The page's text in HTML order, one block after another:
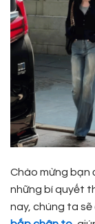
Chào mừng bạn
những bí quyết
nay, chúng ta